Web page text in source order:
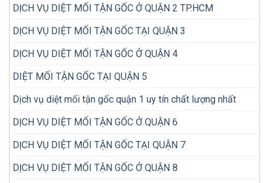
diệt
nhiều
khi
mối
nhà
DỊCH VỤ DIỆT MỐI TẬN GỐC Ở QUẬN 2 TP.HCM
DỊCH VỤ DIỆT MỐI TẬN GỐC TẠI QUẬN 3
DỊCH VỤ DIỆT MỐI TẬN GỐC Ở QUẬN 4
DIỆT MỐI TẬN GỐC TẠI QUẬN 5
Dịch vụ diệt mối tận gốc quận 1 uy tín chất lượng nhất
DỊCH VỤ DIỆT MỐI TẬN GỐC Ở QUẬN 6
DỊCH VỤ DIỆT MỐI TẬN GỐC TẠI QUẬN 7
DỊCH VỤ DIỆT MỐI TẬN GỐC Ở QUẬN 8